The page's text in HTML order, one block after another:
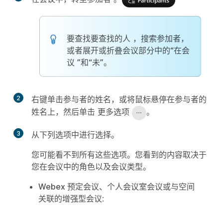
要查找要查找的人 ，搜索参加者，
或者展开或折叠会议部分中的“在会
议 ”和“未”。
2
右键单击参与者的姓名，或将鼠标悬停在参与者的
姓名上，然后单击 更多选项 。
3
从下列选项中进行选择。
您可能看不到所有这些选项。您看到的内容取决于
您在会议中的角色以及会议类型。
Webex 预定会议、个人会议室会议或与空间
关联的增强型会议: